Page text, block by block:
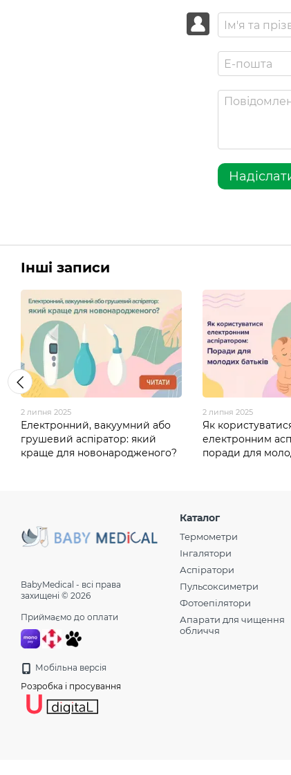
Інші записи
2 липня 2025
Електронний, вакуумний або
грушевий аспіратор: який
краще для новонародженого?
2 липня 2025
Як
електронним
поради для
BabyMedical - всі права
захищені © 2026
Приймаємо до оплати
Мобільна версія
Розробка і просування
Каталог
Термометри
Інгалятори
Аспіратори
Пульсоксиметри
Фотоепілятори
Апарати для чищення
обличчя